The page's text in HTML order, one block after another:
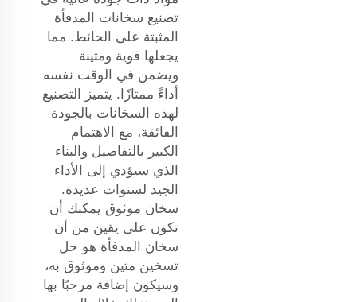
تصنيع سخانات المدفأة
المثبتة على الحائط. مما
يجعلها قوية ومتينة
ويضمن في الوقت نفسه
أداءً ممتازًا. يتميز التصنيع
لهذه السخانات بالجودة
الفائقة، مع الاهتمام
الكبير بالتفاصيل والبناء
الذي سيؤدي إلى الأداء
الجيد لسنوات عديدة.
سخان موثوق يمكنك أن
تكون على يقين من أن
سخان المدفأة هو حل
تسخين متين وموثوق به،
وسيكون إضافة مرحبًا بها